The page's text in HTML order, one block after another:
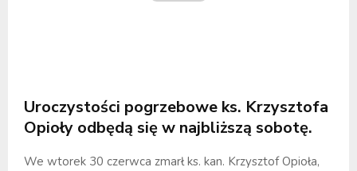
Uroczystości pogrzebowe ks. Krzysztofa
Opioły odbędą się w najbliższą sobotę.
We wtorek 30 czerwca zmarł ks. kan. Krzysztof Opioła,